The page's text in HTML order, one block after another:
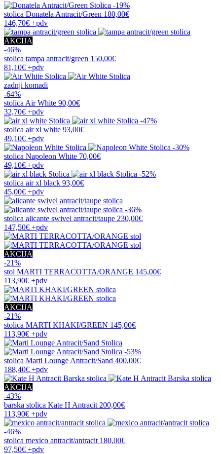
-19%
stolica Donatela Antracit/Green 180,00€
146,70€ +pdv
AKCIJA
-46%
stolica tampa antracit/green 150,00€
81,10€ +pdv
zadnji komadi
-64%
stolica Air White 90,00€
32,70€ +pdv
-47%
stolica air xl white 93,00€
49,10€ +pdv
-30%
stolica Napoleon White 70,00€
49,10€ +pdv
-52%
stolica air xl black 93,00€
45,00€ +pdv
-36%
stolica alicante swivel antracit/taupe 230,00€
147,50€ +pdv
AKCIJA
-21%
stol MARTI TERRACOTTA/ORANGE 145,00€
113,90€ +pdv
AKCIJA
-21%
stolica MARTI KHAKI/GREEN 145,00€
113,90€ +pdv
-53%
stolica Marti Lounge Antracit/Sand 400,00€
188,40€ +pdv
AKCIJA
-43%
barska stolica Kate H Antracit 200,00€
113,90€ +pdv
-46%
stolica mexico antracit/antracit 180,00€
97,50€ +pdv